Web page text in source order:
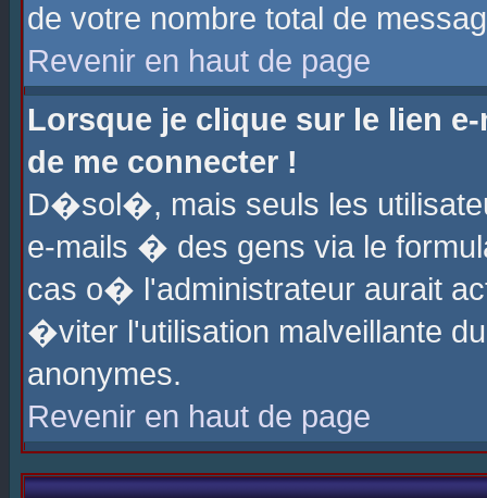
de votre nombre total de
Revenir en haut de page
Lorsque je clique sur le lien
de me connecter !
D�sol�, mais seuls les
e-mails � des gens via le
cas o� l'administrateur aurait
�viter l'utilisation malveillante
anonymes.
Revenir en haut de page